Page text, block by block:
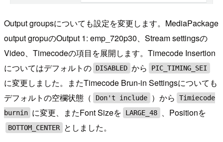
Output groupsについても設定を変更します。MediaPackage
output gropuのOutput 1: emp_720p30、Stream settingsの
Video、Timecodeの項目を展開します。Timecode Insertion
についてはデフォルトの DISABLED から PIC_TIMING_SEI
に変更しました。またTimecode Brun-in Settingsについても
デフォルトの空欄状態（
Don't include ）から
Timiecode
burnin に変更、またFont Sizeを LARGE_48 、Positionを
BOTTOM_CENTER としました。